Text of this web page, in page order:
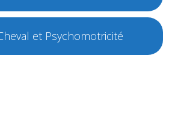
et Psychomotricité